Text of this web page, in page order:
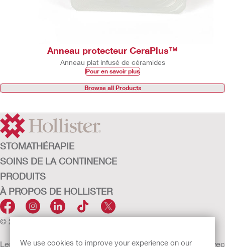
We use cookies to improve your experience on our
Anneau protecteur CeraPlus™
Anneau plat infusé de céramides
Pour en savoir plus
Browse all Products
STOMATHÉRAPIE
SOINS DE LA CONTINENCE
PRODUITS
À PROPOS DE HOLLISTER
© 2026 Hollister Incorporated
Les dispositifs médicaux vendus dans l’UE sont marqués avec